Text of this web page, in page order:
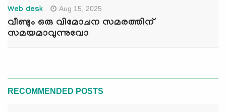
Web desk Aug 15, 2025
വീണ്ടും ഒരു വിമോചന സമരത്തിന്
സമയമാവുന്നുവോ
RECOMMENDED POSTS